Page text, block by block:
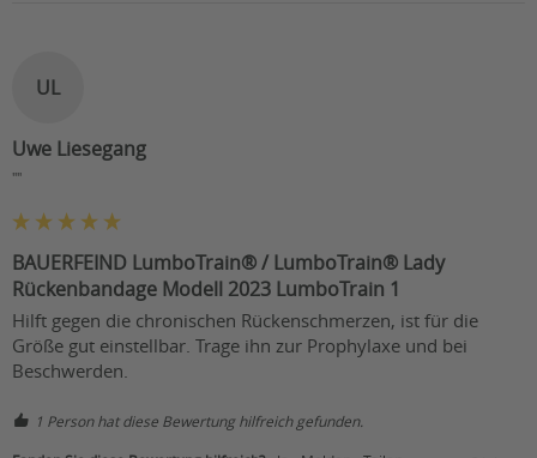
UL
Uwe Liesegang
""
BAUERFEIND LumboTrain® / LumboTrain® Lady
Rückenbandage Modell 2023 LumboTrain 1
Hilft gegen die chronischen Rückenschmerzen, ist für die
Größe gut einstellbar. Trage ihn zur Prophylaxe und bei
Beschwerden.
1 Person hat diese Bewertung hilfreich gefunden.